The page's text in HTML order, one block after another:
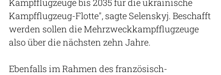
Kampfflugzeug-Flotte", sagte Selenskyj. Beschafft
werden sollen die Mehrzweckkampfflugzeuge
also über die nächsten zehn Jahre.
Ebenfalls im Rahmen des französisch-